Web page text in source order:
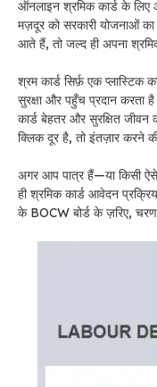
ऑनलाइन श्रमिक कार्ड के
मज़दूर को सरकारी योजनाओं
आते हैं, तो जल्द ही अपना
श्रम कार्ड सिर्फ़ एक
सुरक्षा और पहुँच प्रदान करता
कार्ड बेहतर और सुरक्षित
क्लिक दूर है, तो इंतज़ार करने
अगर आप पात्र हैं—या किसी
ही श्रमिक कार्ड आवेदन
के BOCW बोर्ड के ज़रिए,